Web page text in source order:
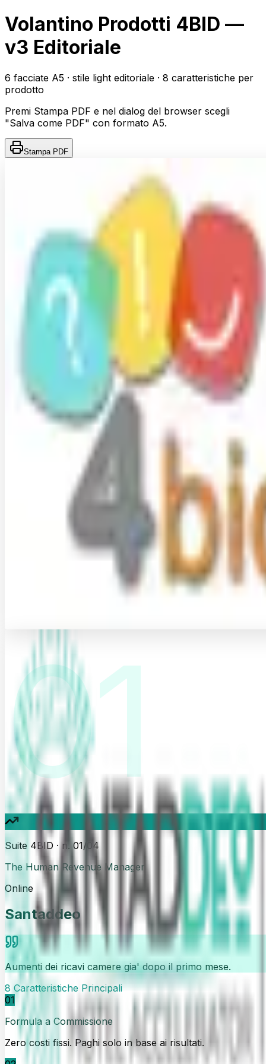
Volantino Prodotti 4BID —
v3 Editoriale
6 facciate A5 · stile light editoriale · 8 caratteristiche per
prodotto
Premi Stampa PDF e nel dialog del browser scegli
"Salva come PDF" con formato A5.
Stampa PDF
4
Edizione Speciale
La suite
completa
per il turismo.
Cinque prodotti pensati, sviluppati e gestiti da chi il
giorno. Una sola visione: piu' ricavi, piu' controllo, meno
In questo numero
Santaddeo
The Human Revenue Manager
Online
02
HotelProfit AI
Controllo di Gestione Intelligente
Online
03
Manubot
The Smart Maintenance Assistant
Online
04
Hotel Accelerator
Il Software Gestionale Completo
Online
01
Suite 4BID · n.01/ 04
The Human Revenue Manager
Online
Santaddeo
Aumenti dei ricavi camere gia' dopo il primo mese.
8 Caratteristiche Principali
01
Formula a Commissione
Zero costi fissi. Paghi solo in base ai risultati.